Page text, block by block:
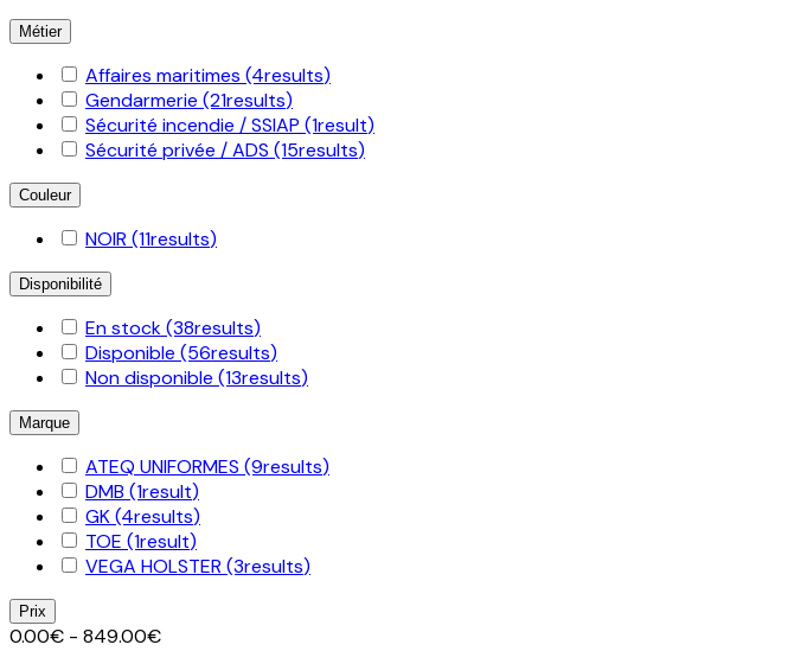
Métier
Affaires maritimes (4results)
Gendarmerie (21results)
Sécurité incendie / SSIAP (1result)
Sécurité privée / ADS (15results)
Couleur
NOIR (11results)
Disponibilité
En stock(38results)
Disponible (56results)
Non disponible (13results)
Marque
ATEQ UNIFORMES (9results)
DMB (1result)
GK(4results)
TOE (1result)
VEGA HOLSTER (3results)
Prix
0.00€ - 849.00€